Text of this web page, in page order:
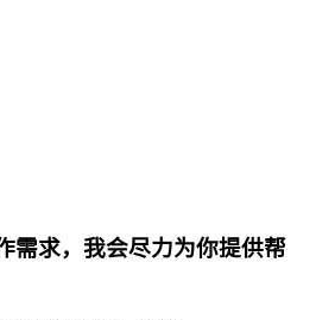
需求，我会尽力为你提供帮